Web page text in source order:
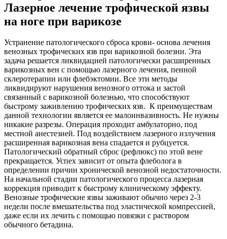
Лазерное лечение трофической язвы
на ноге при варикозе
Устранение патологического сброса крови- основа лечения
венозных трофических язв при варикозной болезни. Эта
задача решается ликвидацией патологически расширенных
варикозных вен с помощью лазерного лечения, пенной
склеротерапии или флебэктомии. Все эти методы
ликвидируют нарушения венозного оттока и застой
связанный с варикозной болезнью, что способствуют
быстрому заживлению трофических язв. К преимуществам
данной технологии является ее малоинвазивность. Не нужны
никакие разрезы. Операция проходит амбулаторно, под
местной анестезией. Под воздействием лазерного излучения
расширенная варикозная вена спадается и рубцуется.
Патологический обратный сброс (рефлюкс) по этой вене
прекращается. Успех зависит от опыта флеболога в
определении причин хронической венозной недостаточности.
На начальной стадии патологического процесса лазерная
коррекция приводит к быстрому клиническому эффекту.
Венозные трофические язвы заживают обычно через 2-3
недели после вмешательства под эластической компрессией,
даже если их лечить с помощью повязки с раствором
обычного бетадина.